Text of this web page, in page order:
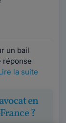
un bail
réponse
la suite
en
?